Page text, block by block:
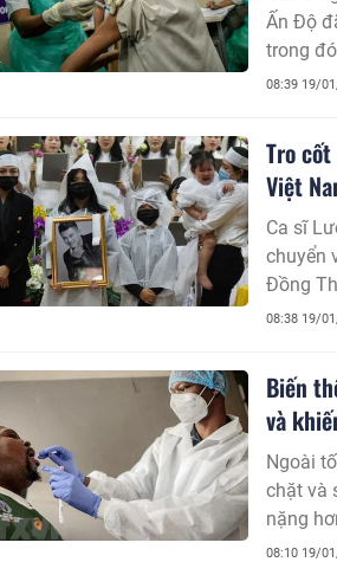
Ấn Độ
trong
08:39 19/
Tro
Việt
Ca sĩ
chuyển
Đồng
08:38 19/
Biến
và
Ngoài
chặt và
nặng
08:10 19/